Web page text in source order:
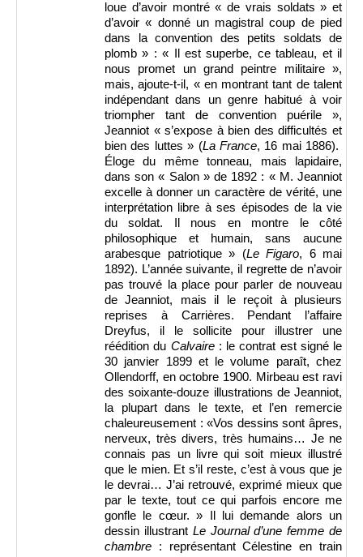
loue d’avoir montré « de vrais soldats » et
d’avoir « donné un magistral coup de pied
dans la convention des petits soldats de
plomb » : « Il est superbe, ce tableau, et il
nous promet un grand peintre militaire »,
mais, ajoute-t-il, « en montrant tant de talent
indépendant dans un genre habitué à voir
triompher tant de convention puérile »,
Jeanniot « s’expose à bien des difficultés et
bien des luttes » (La France, 16 mai 1886).
Éloge du même tonneau, mais lapidaire,
dans son « Salon » de 1892 : « M. Jeanniot
excelle à donner un caractère de vérité, une
interprétation libre à ses épisodes de la vie
du soldat. Il nous en montre le côté
philosophique et humain, sans aucune
arabesque patriotique » (Le Figaro, 6 mai
1892). L’année suivante, il regrette de n’avoir
pas trouvé la place pour parler de nouveau
de Jeanniot, mais il le reçoit à plusieurs
reprises à Carrières. Pendant l’affaire
Dreyfus, il le sollicite pour illustrer une
réédition du Calvaire: le contrat est signé le
30 janvier 1899 et le volume paraît, chez
Ollendorff, en octobre 1900. Mirbeau est ravi
des soixante-douze illustrations de Jeanniot,
la plupart dans le texte, et l’en remercie
chaleureusement : «Vos dessins sont âpres,
nerveux, très divers, très humains… Je ne
connais pas un livre qui soit mieux illustré
que le mien. Et s’il reste, c’est à vous que je
le devrai… J’ai retrouvé, exprimé mieux que
par le texte, tout ce qui parfois encore me
gonfle le cœur. » Il lui demande alors un
dessin illustrant Le Journal d’une femme de
chambre : représentant Célestine en train